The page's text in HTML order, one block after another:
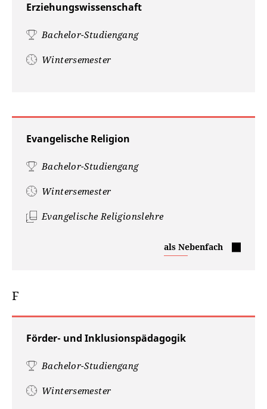
Erziehungswissenschaft
Bachelor-Studiengang
Wintersemester
Evangelische Religion
Bachelor-Studiengang
Wintersemester
Evangelische Religionslehre
Evangelische
Religion
als Nebenfach
F
Förder- und Inklusionspädagogik
Bachelor-Studiengang
Wintersemester